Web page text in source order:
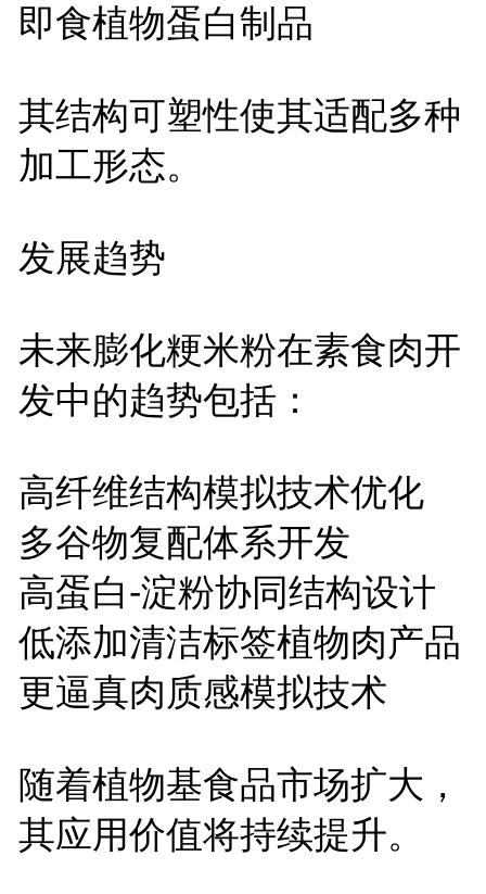
即食植物蛋白制品
其结构可塑性使其适配多种
加工形态。
发展趋势
未来膨化粳米粉在素食肉开
发中的趋势包括：
高纤维结构模拟技术优化
多谷物复配体系开发
高蛋白-淀粉协同结构设计
低添加清洁标签植物肉产品
更逼真肉质感模拟技术
随着植物基食品市场扩大，
其应用价值将持续提升。